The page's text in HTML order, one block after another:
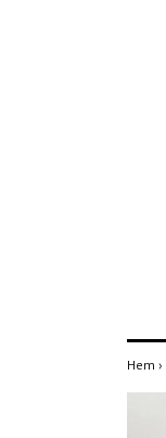
Hem ›